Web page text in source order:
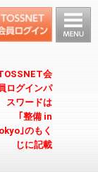
会
ログインパ
スワードは
｢整備 in
｣のもく
じに記載